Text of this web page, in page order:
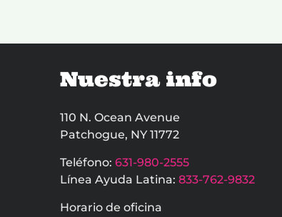
Nuestra info
110 N. Ocean Avenue
Patchogue, NY 11772
Teléfono: 631-980-2555
Línea Ayuda Latina: 833-762-9832
Horario de oficina